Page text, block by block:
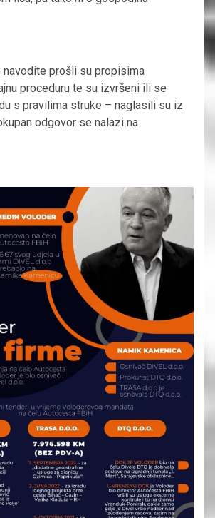
navodite prošli su propisima
proceduru te su izvršeni ili se
s pravilima struke – naglasili su iz
odgovor se nalazi na